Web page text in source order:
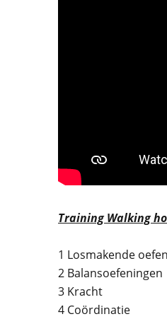
Training Walking
1 Losmakende
2 Balansoefeningen
3 Kracht
4 Coördinatie